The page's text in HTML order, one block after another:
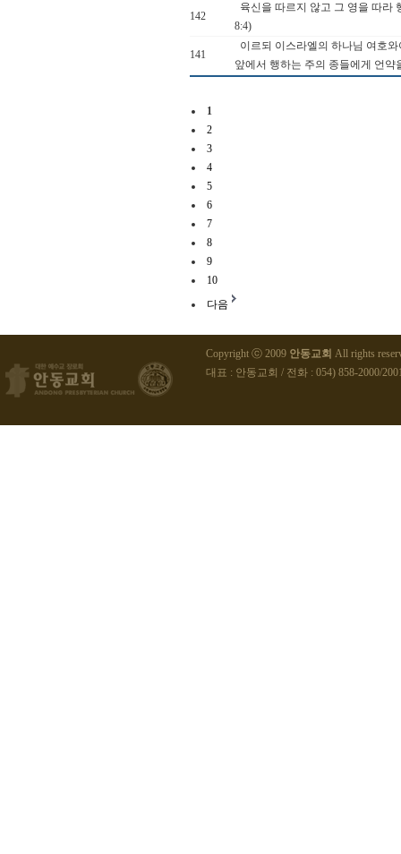
142
육신을 따르지 않고 그 영을 따라
8:4)
141
이르되 이스라엘의 하나님 여호
앞에서 행하는 주의 종들에게 언
1
2
3
4
5
6
7
8
9
10
다음
Copyright ⓒ 2009 안동교회 All rights
대표 : 안동교회 / 전화 : 054) 858-2000/